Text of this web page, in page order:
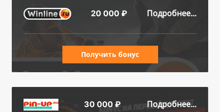
20 000 ₽ Подробнее...
Получить бонус
30 000 ₽ Подробнее...